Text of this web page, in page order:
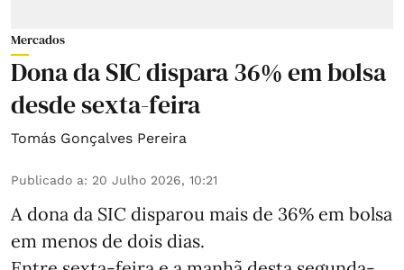
Mercados
Dona da SIC dispara 36% em bolsa
desde sexta-feira
Tomás Gonçalves Pereira
Publicado a: 20 Julho 2026, 10:21
A dona da SIC disparou mais de 36% em bolsa
em menos de dois dias.